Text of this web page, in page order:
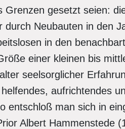
Grenzen gesetzt seien:
durch Neubauten in den
in den
einer kleinen bis
seelsorglicher
aufrichtendes
entschloß man sich in
Albert Hammenstede